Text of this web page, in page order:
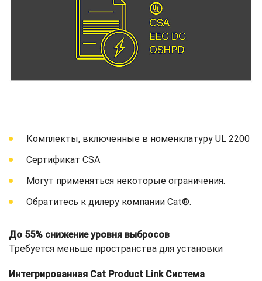
Комплекты, включенные в номенклатуру UL 2200
Сертификат CSA
Могут применяться некоторые ограничения.
Обратитесь к дилеру компании Cat®.
До 55% снижение уровня выбросов
Требуется меньше пространства для установки
Интегрированная Cat Product Link Система